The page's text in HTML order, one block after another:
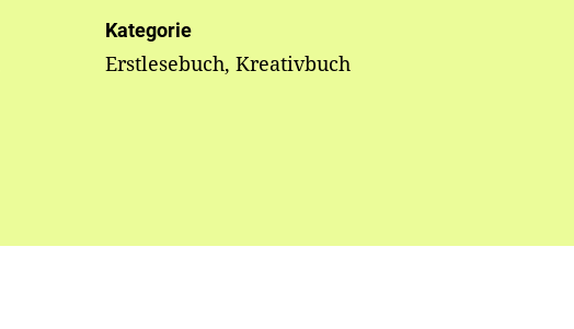
Kategorie
Erstlesebuch, Kreativbuch